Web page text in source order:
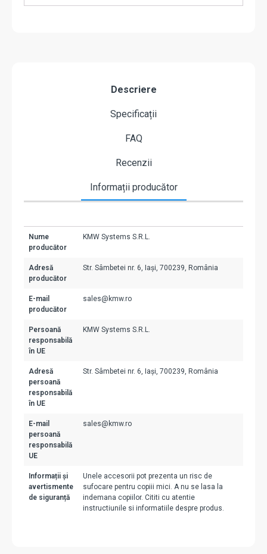
Descriere
Specificații
FAQ
Recenzii
Informații producător
Nume
producător
KMW Systems S.R.L.
Adresă
producător
Str. Sâmbetei nr. 6, Iași, 700239, România
E-mail
producător
sales@kmw.ro
Persoană
responsabilă
în UE
KMW Systems S.R.L.
Adresă
persoană
responsabilă
în UE
Str. Sâmbetei nr. 6, Iași, 700239, România
E-mail
persoană
responsabilă
UE
sales@kmw.ro
Informații și
avertismente
de siguranță
Unele accesorii pot prezenta un risc de
sufocare pentru copiii mici. A nu se lasa la
indemana copiilor. Cititi cu atentie
instructiunile si informatiile despre produs.